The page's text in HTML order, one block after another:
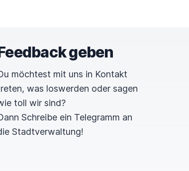
geben
möchtest mit uns in Kontakt
was loswerden oder sagen
toll wir sind?
Schreibe ein Telegramm an
Stadtverwaltung!